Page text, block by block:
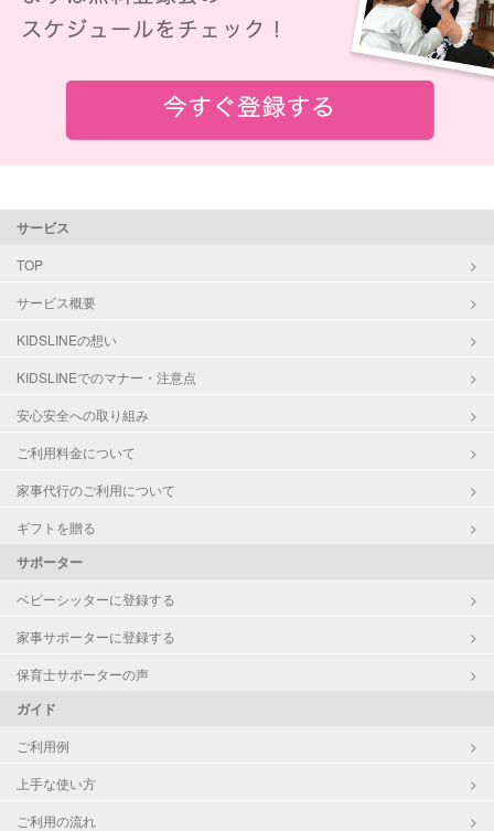
サービス
TOP
サービス概要
KIDSLINEの想い
KIDSLINEでのマナー・注意点
安心安全への取り組み
ご利用料金について
家事代行のご利用について
ギフトを贈る
サポーター
ベビーシッターに登録する
家事サポーターに登録する
保育士サポーターの声
ガイド
ご利用例
上手な使い方
ご利用の流れ